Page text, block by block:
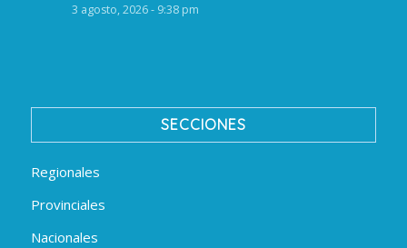
3 agosto, 2026 - 9:38 pm
SECCIONES
Regionales
Provinciales
Nacionales